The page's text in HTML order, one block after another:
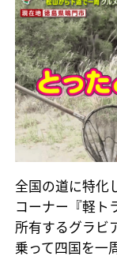
全国の道に特化
コーナー『軽ト
所有するグラビ
乗って四国を一